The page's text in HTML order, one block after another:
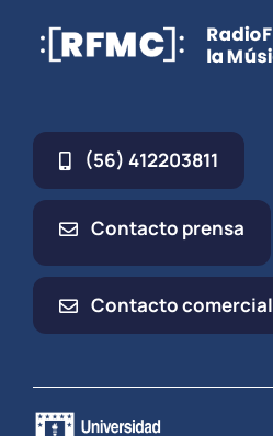
(56) 412203811
Contacto prensa
Contacto comercial